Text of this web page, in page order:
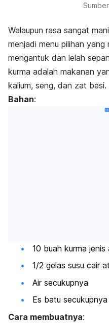
Walaupun rasa sangat
menjadi menu pilihan
mengantuk dan lelah
kurma adalah makanan
kalium, seng, dan zat besi.
Bahan:
10 buah kurma jenis
1/2 gelas susu cair
Air secukupnya
Es batu secukupnya
Cara membuatnya: